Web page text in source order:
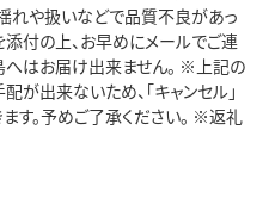
れや扱いなどで品質不良があっ
添付の上、お早めにメールでご連
へはお届け出来ません。 ※上記の
出来ないため、「キャンセル」
す。予めご了承ください。 ※返礼